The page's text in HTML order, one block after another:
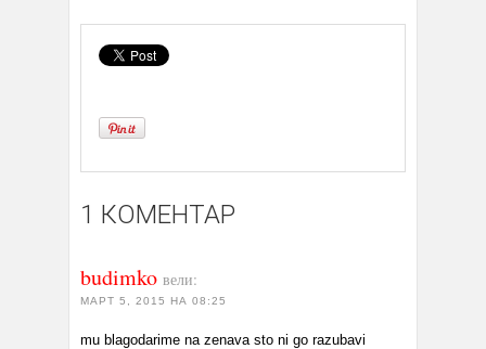
1 КОМЕНТАР
budimko вели:
МАРТ 5, 2015 НА 08:25
mu blagodarime na zenava sto ni go razubavi